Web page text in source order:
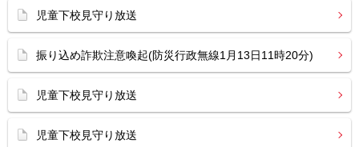
児童下校見守り放送
振り込め詐欺注意喚起(防災行政無線1月13日11時20分)
児童下校見守り放送
児童下校見守り放送